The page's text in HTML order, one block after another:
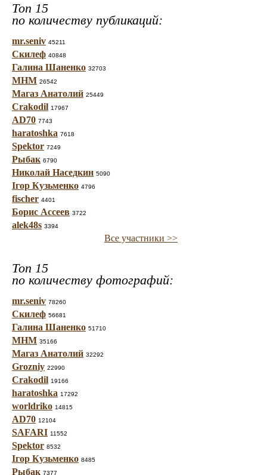
Топ 15
по количеству публикаций:
mr.seniv 45211
Скилеф 40848
Галина Шаненко 32703
МНМ 26542
Магаз Анатолий 25449
Crakodil 17967
AD70 7743
haratoshka 7618
Spektor 7249
Рыбак 6790
Николай Наседкин 5090
Ігор Кузьменко 4796
fischer 4401
Борис Ассеев 3722
alek48s 3394
Все участники >>
Топ 15
по количеству фотографий:
mr.seniv 78260
Скилеф 56681
Галина Шаненко 51710
МНМ 35166
Магаз Анатолий 32292
Grozniy 22990
Crakodil 19166
haratoshka 17292
worldriko 14815
AD70 12104
SAFARI 11552
Spektor 8532
Ігор Кузьменко 8485
Рыбак 7377